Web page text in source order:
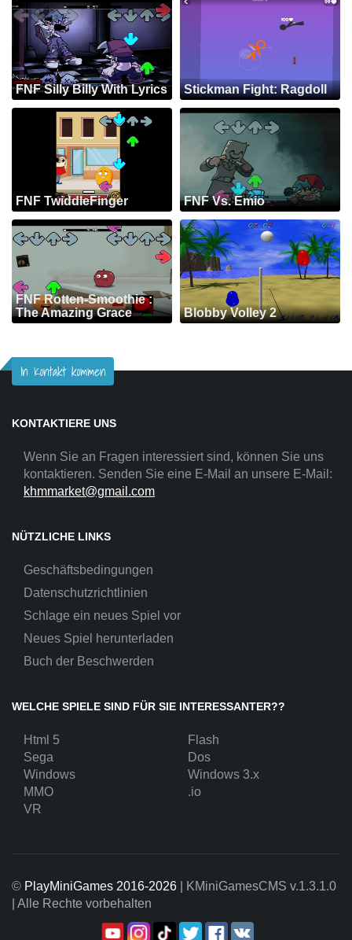
FNF Silly Billy With Lyrics Stickman Fight: Ragdoll
FNF TwiddleFinger FNF Vs. Emio
FNF Rotten-Smoothie :
The Amazing Grace
Blobby Volley 2
In Kontakt kommen
KONTAKTIERE UNS
Wenn Sie an Fragen interessiert sind, können Sie uns
kontaktieren. Senden Sie eine E-Mail an unsere E-Mail:
khmmarket@gmail.com
NÜTZLICHE LINKS
Geschäftsbedingungen
Datenschutzrichtlinien
Schlage ein neues Spiel vor
Neues Spiel herunterladen
Buch der Beschwerden
WELCHE SPIELE SIND FÜR SIE INTERESSANTER??
Html 5
Flash
Sega
Dos
Windows
Windows 3.x
MMO
.io
VR
© PlayMiniGames 2016-2026 | KMiniGamesCMS v.1.3.1.0
| Alle Rechte vorbehalten